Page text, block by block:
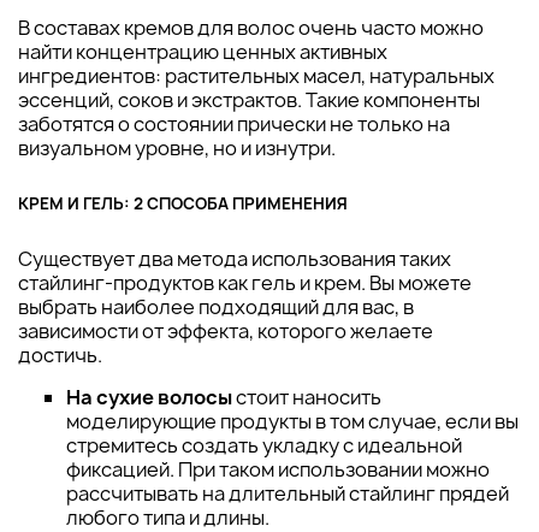
В составах кремов для волос очень часто можно
найти концентрацию ценных активных
ингредиентов: растительных масел, натуральных
эссенций, соков и экстрактов. Такие компоненты
заботятся о состоянии прически не только на
визуальном уровне, но и изнутри.
КРЕМ И ГЕЛЬ: 2 СПОСОБА ПРИМЕНЕНИЯ
Существует два метода использования таких
стайлинг-продуктов как гель и крем. Вы можете
выбрать наиболее подходящий для вас, в
зависимости от эффекта, которого желаете
достичь.
На сухие волосыстоит наносить
моделирующие продукты в том случае, если вы
стремитесь создать укладку с идеальной
фиксацией. При таком использовании можно
рассчитывать на длительный стайлинг прядей
любого типа и длины.